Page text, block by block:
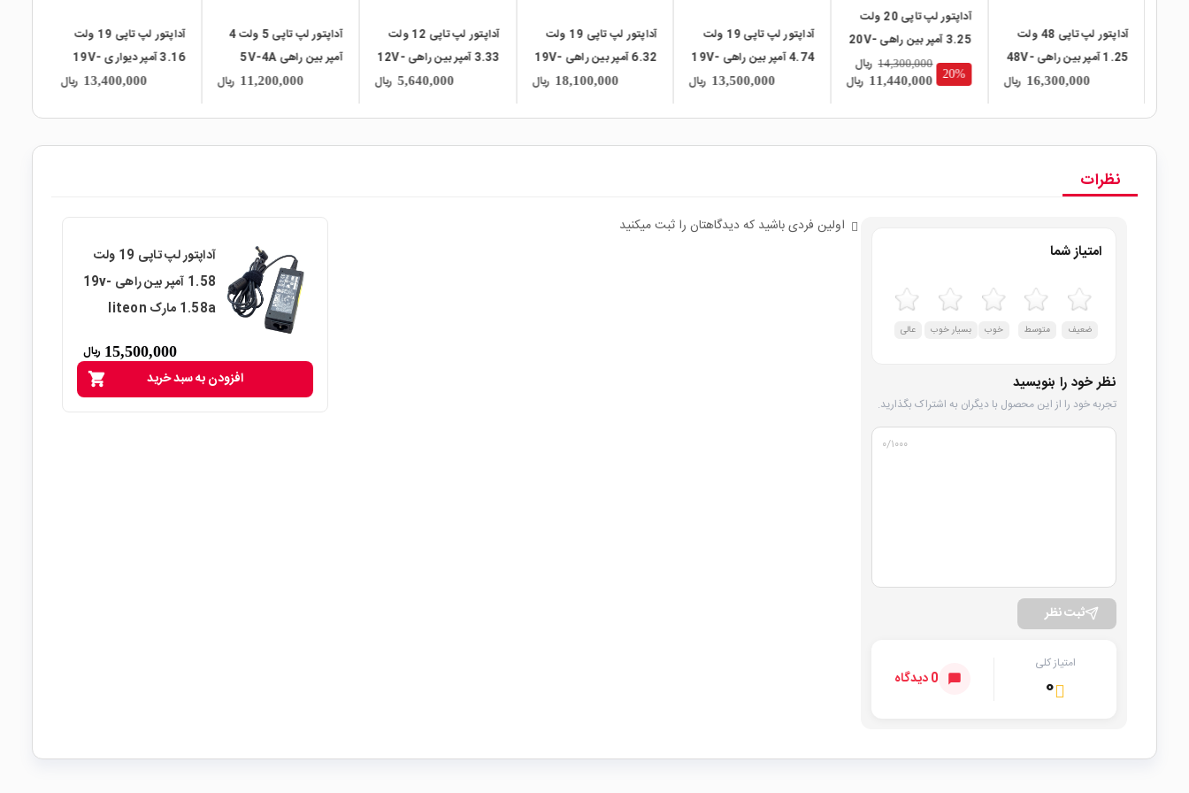
3.25 آمپر بین راهی 20V-
3.25A با کانکتور USB
Slim Tip مارک
11,440,000 ریال
14,300,000 ریال
آداپتور لپ تاپی 19 ولت
4.74 آمپر بین راهی 19V-
4.74A مارک DELTA 13,500,000 ریال
آداپتور لپ تاپی 19 ولت
6.32 آمپر بین راهی 19V-
18,100,000 ریال
آداپتور لپ تاپی 12 ولت
3.33 آمپر بین راهی 12V-
5,640,000 ریال
آداپتور لپ تاپی 5 ولت 4
آمپر بین راهی 5V-4A
11,200,000 ریال
آداپتور لپ تاپی 19 ولت
3.16 آمپر دیواری 19V-
3.16A سری ADS65
13,400,000 ریال
آداپتور لپ تاپی 19 ولت
6.32 آمپر بین راهی 19V-
6.32A مارک
14,300,000 ریال
نظرات
امتیاز شما
ضعیف متوسط خوب بسیار خوب عالی
نظر خود را بنویسید
تجربه خود را از این محصول با دیگران به اشتراک بگذارید.
۰/۱۰۰۰
ثبت نظر
امتیاز کلی
۰ 0 دیدگاه
اولین فردی باشید که دیدگاهتان را ثبت میکنید
آداپتور لپ تاپی 19 ولت
1.58 آمپر بین راهی 19v-
1.58a مارک liteon
15,500,000 ریال
shopping_cart افزودن به سبد خرید